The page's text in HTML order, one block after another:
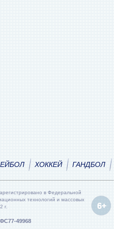
ХОККЕЙ ГАНДБОЛ
в Федеральной
технологий и массовых
г.
49968